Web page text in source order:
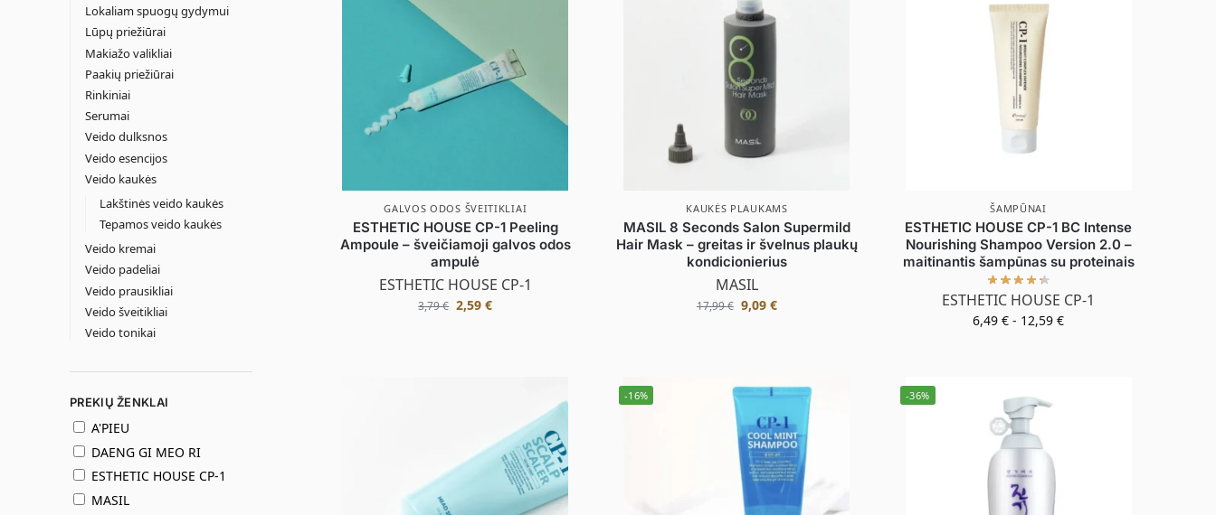
GALVOS ODOS ŠVEITIKLIAI
ESTHETIC HOUSE CP-1 Peeling
Ampoule – šveičiamoji galvos odos
ampulė
ESTHETIC HOUSE CP-1
3,79€ 2,59€
KAUKĖS PLAUKAMS
MASIL 8 Seconds Salon Supermild
Hair Mask – greitas ir švelnus plaukų
kondicionierius
MASIL
17,99€ 9,09 €
ŠAMPŪNAI
ESTHETIC HOUSE CP-1 BC Intense
Nourishing Shampoo Version 2.0 –
maitinantis šampūnas su proteinais
ESTHETIC HOUSE CP-1
6,49€ - 12,59€
-16% -36%
Lokaliam spuogų gydymui
Lūpų priežiūrai
Makiažo valikliai
Paakių priežiūrai
Rinkiniai
Serumai
Veido dulksnos
Veido esencijos
Veido kaukės
Lakštinės veido kaukės
Tepamos veido kaukės
Veido kremai
Veido padeliai
Veido prausikliai
Veido šveitikliai
Veido tonikai
PREKIŲ ŽENKLAI
A'PIEU
DAENG GI MEO RI
ESTHETIC HOUSE CP-1
MASIL